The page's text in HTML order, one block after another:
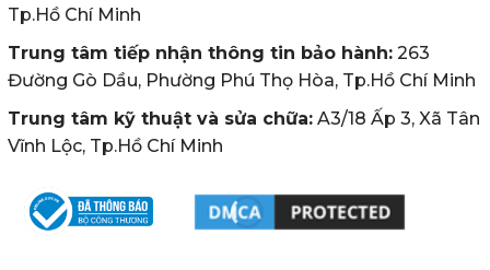
Tp.Hồ Chí Minh
Trung tâm tiếp nhận thông tin bảo hành: 263
Đường Gò Dầu, Phường Phú Thọ Hòa, Tp.Hồ Chí Minh
Trung tâm kỹ thuật và sửa chữa: A3/18 Ấp 3, Xã Tân
Vĩnh Lộc, Tp.Hồ Chí Minh